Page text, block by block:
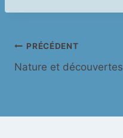
Navigation
de
PRÉCÉDENT
Nature et découvertes